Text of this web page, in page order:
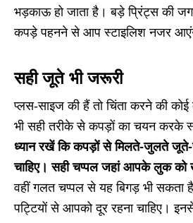
भड़काऊ हो जाता है। बड़े प्रिंट्स की
कपड़े पहनने से आप स्टाइलिश नजर
सही जूते भी जरूरी
प्लस-साइज की हैं तो चिंता करने की
भी सही तरीके से कपड़ों का चयन करके
ध्यान रखें कि कपड़ों से मिलते-जुलते
चाहिए। सही चप्पल जहां आपके लुक
वहीं गलत चप्पल से यह बिगड़ भी
पट्टियों से आपको दूर रहना चाहिए।